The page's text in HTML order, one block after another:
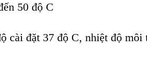
50 độ C
cài đặt 37 độ C, nhiệt độ